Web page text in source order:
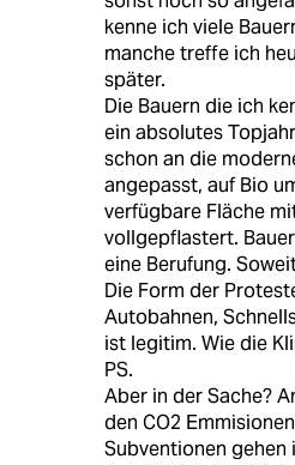
kenne ich viele
manche treffe ich
später.
Die Bauern die ich
ein absolutes
schon an die
angepasst, auf Bio
verfügbare Fläche
vollgepflastert.
eine Berufung.
Die Form der
Autobahnen,
ist legitim. Wie die
PS.
Aber in der Sache?
den CO2
Subventionen